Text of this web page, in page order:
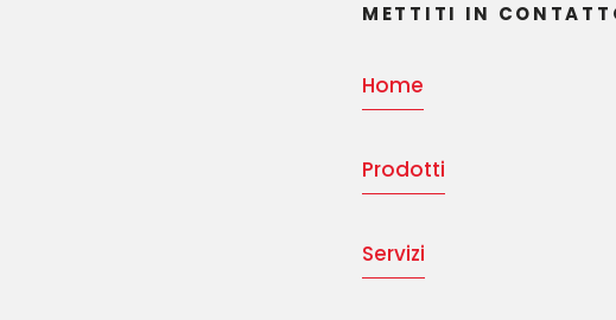
METTITI IN
Home
Prodotti
Servizi